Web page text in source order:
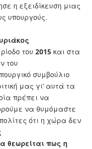
η εξειδίκευση μιας
υπουργούς.
του 2015 και στα
του
συμβούλιο
μας γι’ αυτά τα
πρέπει να
να θυμόμαστε
ότι η χώρα δεν
θεωρείται πως η